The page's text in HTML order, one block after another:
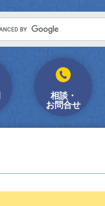
相談・
お問合せ